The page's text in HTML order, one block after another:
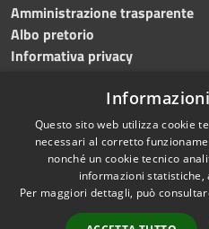
Amministrazione trasparente
Albo pretorio
Informativa privacy
Dichiarazione di accessibilità
RSS
Accessibilità
Questo sito web utilizza cookie
necessari al corretto
nonché un cookie tecnico
informazioni statistiche,
Per maggiori dettagli, può